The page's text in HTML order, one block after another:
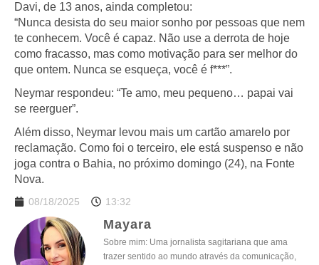
Davi, de 13 anos, ainda completou:
“Nunca desista do seu maior sonho por pessoas que nem
te conhecem. Você é capaz. Não use a derrota de hoje
como fracasso, mas como motivação para ser melhor do
que ontem. Nunca se esqueça, você é f***”.
Neymar respondeu: “Te amo, meu pequeno… papai vai
se reerguer”.
Além disso, Neymar levou mais um cartão amarelo por
reclamação. Como foi o terceiro, ele está suspenso e não
joga contra o Bahia, no próximo domingo (24), na Fonte
Nova.
08/18/2025 13:32
Mayara
Sobre mim: Uma jornalista sagitariana que ama
trazer sentido ao mundo através da comunicação,